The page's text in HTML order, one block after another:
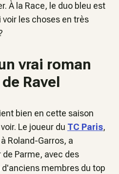
À la Race, le duo bleu est
voir les choses en très
vrai roman
Ravel
bien en cette saison
Le joueur du TC Paris,
Roland-Garros, a
Parme, avec des
membres du top